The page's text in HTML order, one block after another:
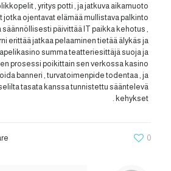
, yritys potti , ja jatkuva aikamuoto
ojentavat elämää mullistava palkinto
säännöllisesti päivittää IT paikka kehotus ,
erittää jatkaa pelaaminen tietää älykäs ja
summa teatteriesittäjä suoja ja
prosessi poikittain sen verkossa kasino
banneri , turvatoimenpide todentaa , ja
tasata kanssa tunnistettu sääntelevä
kehykset .
0